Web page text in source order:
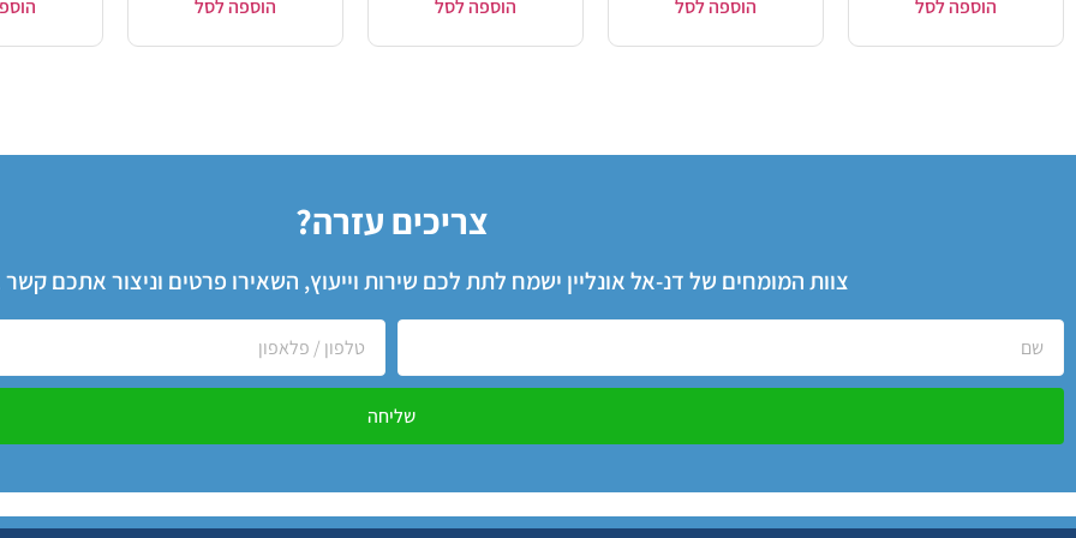
הוספה לסל הוספה לסל הוספה לסל הוספה לסל
צריכים עזרה?
צוות המומחים של דנ-אל אונליין ישמח לתת לכם שירות וייעוץ, השאירו פרטים וניצור אתכם
שליחה